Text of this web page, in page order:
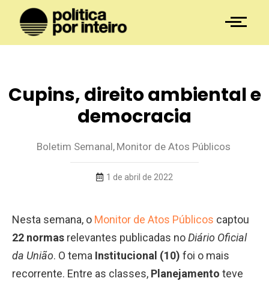
Cupins, direito ambiental e
democracia
Boletim Semanal, Monitor de Atos Públicos
1 de abril de 2022
Nesta semana, o Monitor de Atos Públicos captou
22 normas relevantes publicadas noDiário Oficial
da União. O tema Institucional (10) foi o mais
recorrente. Entre as classes, Planejamento teve